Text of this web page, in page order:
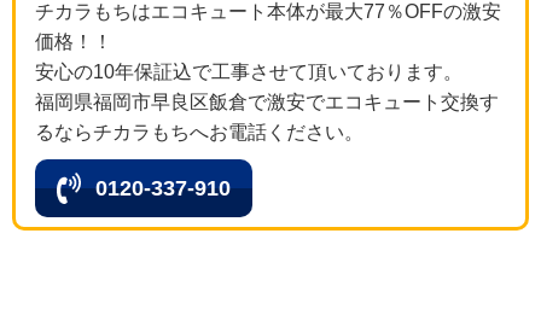
チカラもちはエコキュート本体が最大77％OFFの激安
価格！！
安心の10年保証込で工事させて頂いております。
福岡県福岡市早良区飯倉で激安でエコキュート交換す
るならチカラもちへお電話ください。
0120-337-910